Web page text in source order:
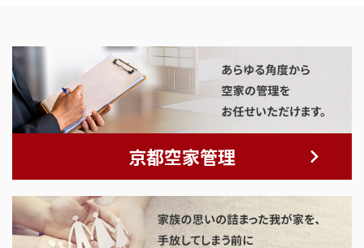
京都空家管理